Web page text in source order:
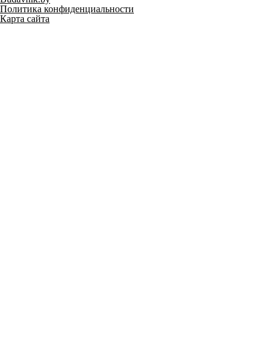
Политика конфиденциальности
Карта сайта